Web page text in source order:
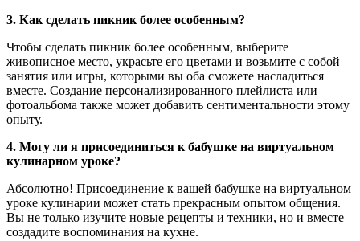
3. Как сделать пикник более особенным?
Чтобы сделать пикник более особенным, выберите
живописное место, украсьте его цветами и возьмите с собой
занятия или игры, которыми вы оба сможете насладиться
вместе. Создание персонализированного плейлиста или
фотоальбома также может добавить сентиментальности этому
опыту.
4. Могу ли я присоединиться к бабушке на виртуальном
кулинарном уроке?
Абсолютно! Присоединение к вашей бабушке на виртуальном
уроке кулинарии может стать прекрасным опытом общения.
Вы не только изучите новые рецепты и техники, но и вместе
создадите воспоминания на кухне.